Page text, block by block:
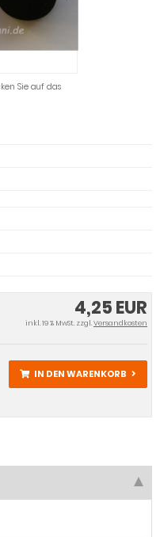
Sie auf das
4,25 EUR
inkl. 19 % MwSt. zzgl.Versandkosten
IN DEN WARENKORB